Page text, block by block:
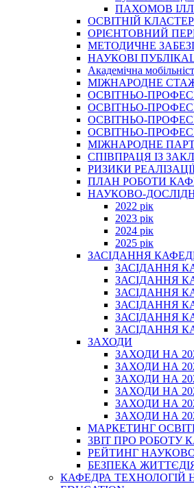
ПАХОМОВ
ОСВІТНІЙ
ОРІЄНТОВНИЙ
МЕТОДИЧНЕ
НАУКОВІ
Академічна
МІЖНАРОДНЕ
ОСВІТНЬО-
ОСВІТНЬО-
ОСВІТНЬО-
ОСВІТНЬО-
МІЖНАРОДНЕ
СПІВПРАЦЯ ІЗ
РИЗИКИ
ПЛАН РОБОТИ
НАУКОВО-
2022 рік
2023 рік
2024 рік
2025 рік
ЗАСІДАННЯ
ЗАСІДАННЯ
ЗАСІДАННЯ
ЗАСІДАННЯ
ЗАСІДАННЯ
ЗАСІДАННЯ
ЗАСІДАННЯ
ЗАХОДИ
ЗАХОДИ НА
ЗАХОДИ НА
ЗАХОДИ НА
ЗАХОДИ НА
ЗАХОДИ НА
ЗАХОДИ НА
МАРКЕТИНГ
3BIT ПРО РОБОТУ
РЕЙТИНГ
БЕЗПЕКА
КАФЕДРА ТЕХНОЛОГІЙ